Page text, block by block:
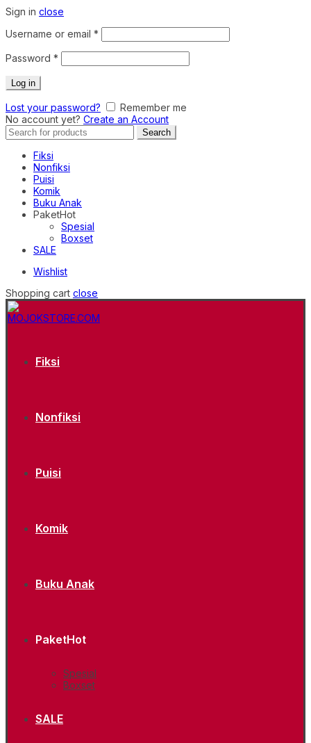
Sign in close
Username or email *
Password *
Log in
Lost your password?
Remember me
No account yet? Create an Account
Search
for:
Search
Fiksi
Nonfiksi
Puisi
Komik
Buku Anak
PaketHot
Spesial
Boxset
SALE
Wishlist
Shopping cart close
Fiksi
Nonfiksi
Puisi
Komik
Buku Anak
PaketHot
Spesial
Boxset
SALE